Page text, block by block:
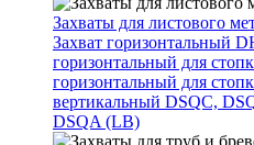
Захваты для листового
Захват горизонтальный
горизонтальный для
горизонтальный для
вертикальный DSQC,
DSQA (LB)